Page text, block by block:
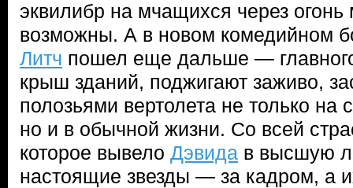
эквилибр на мчащихся через
возможны. А в новом комедийном
Литч пошел еще дальше —
крыш зданий, поджигают заживо,
полозьями вертолета не только
но и в обычной жизни. Со всей
которое вывело Дэвида в высшую
настоящие звезды — за кадром, а